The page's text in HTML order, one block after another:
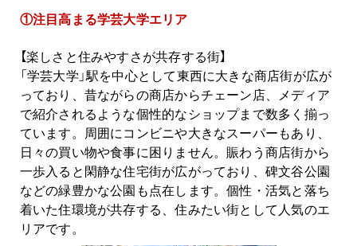
①注目高まる学芸大学エリア
【楽しさと住みやすさが共存する街】
「学芸大学」駅を中心として東西に大きな商店街が広が
っており、昔ながらの商店からチェーン店、メディア
で紹介されるような個性的なショップまで数多く揃っ
ています。周囲にコンビニや大きなスーパーもあり、
日々の買い物や食事に困りません。賑わう商店街から
一歩入ると閑静な住宅街が広がっており、碑文谷公園
などの緑豊かな公園も点在します。個性・活気と落ち
着いた住環境が共存する、住みたい街として人気のエ
リアです。